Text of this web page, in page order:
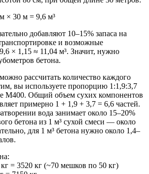
× 30 м = 9,6 м³
добавляют 10–15% запаса на
и возможные
× 1,15 ≈ 11,04 м³. Значит, нужно
бетона.
рассчитать количество каждого
вы используете пропорцию 1:1,9:3,7
М400. Общий объем сухих компонентов
примерно 1 + 1,9 + 3,7 = 6,6 частей.
вода занимает около 15–20%
бетона из 1 м³ сухой смеси — около
для 1 м³ бетона нужно около 1,4–
= 3520 кг (~70 мешков по 50 кг)